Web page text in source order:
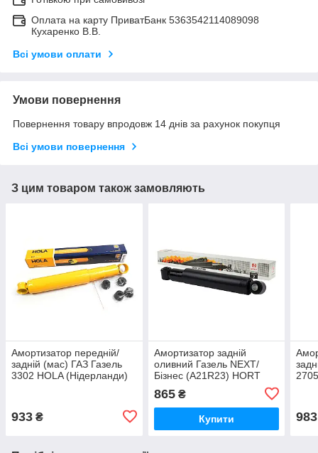
Оплата на карту ПриватБанк 5363542114089098
Кухаренко В.В.
Всі умови оплати
Умови повернення
Повернення товару впродовж 14 днів за рахунок покупця
Всі умови повернення
З цим товаром також замовляють
Амортизатор передній/
задній (мас) ГАЗ Газель
3302 HOLA (Нідерланди)
933 ₴
Амортизатор задній
оливний Газель NEXT/
Бізнес (A21R23) HORT
865₴
Купити 983